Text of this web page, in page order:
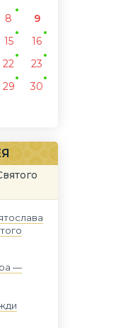
8
9
15
16
22
23
29
30
—